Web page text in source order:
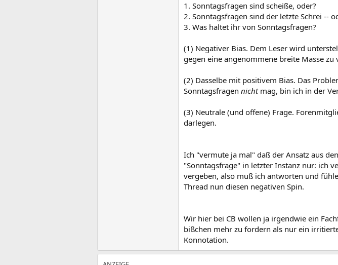
1. Sonntagsfragen sind scheiße, oder?
2. Sonntagsfragen sind der letzte Schrei --
3. Was haltet ihr von Sonntagsfragen?
(1) Negativer Bias. Dem Leser wird
gegen eine angenommene breite Masse zu
(2) Dasselbe mit positivem Bias. Das
Sonntagsfragen nichtmag, bin ich in der
(3) Neutrale (und offene) Frage.
darlegen.
Ich "vermute ja mal" daß der Ansatz aus
"Sonntagsfrage" in letzter Instanz nur: ich
vergeben, also muß ich antworten und
Thread nun diesen negativen Spin.
Wir hier bei CB wollen ja irgendwie ein
bißchen mehr zu fordern als nur ein
Konnotation.